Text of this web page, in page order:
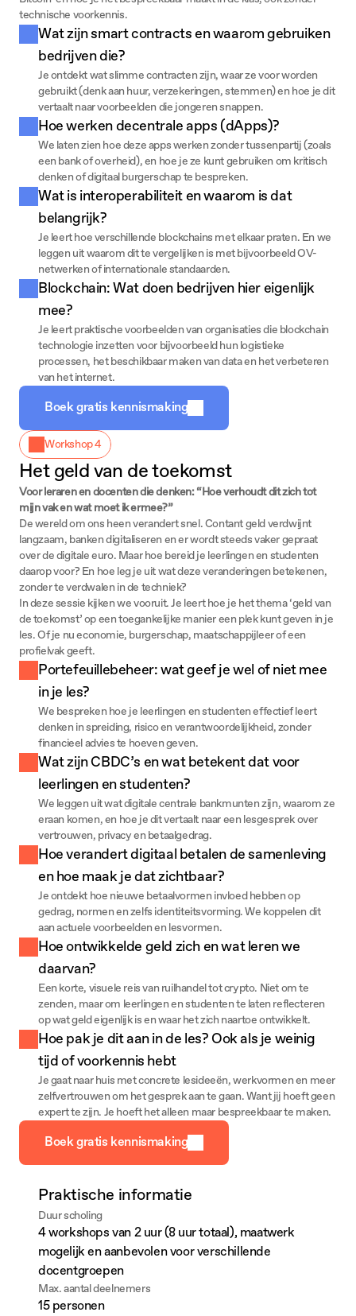
technische voorkennis.
Wat zijn smart contracts en waarom gebruiken
bedrijven die?
Je ontdekt wat slimme contracten zijn, waar ze voor worden
gebruikt (denk aan huur, verzekeringen, stemmen) en hoe je dit
vertaalt naar voorbeelden die jongeren snappen.
Hoe werken decentrale apps (dApps)?
We laten zien hoe deze apps werken zonder tussenpartij (zoals
een bank of overheid), en hoe je ze kunt gebruiken om kritisch
denken of digitaal burgerschap te bespreken.
Wat is interoperabiliteit en waarom is dat
belangrijk?
Je leert hoe verschillende blockchains met elkaar praten. En we
leggen uit waarom dit te vergelijken is met bijvoorbeeld OV-
netwerken of internationale standaarden.
Blockchain: Wat doen bedrijven hier eigenlijk
mee?
Je leert praktische voorbeelden van organisaties die blockchain
technologie inzetten voor bijvoorbeeld hun logistieke
processen, het beschikbaar maken van data en het verbeteren
van het internet.
Boek gratis kennismaking
Workshop 4
Het geld van de toekomst
Voor leraren en docenten die denken: “Hoe verhoudt dit zich tot
mijn vak en wat moet ik ermee?”
De wereld om ons heen verandert snel. Contant geld verdwijnt
langzaam, banken digitaliseren en er wordt steeds vaker gepraat
over de digitale euro. Maar hoe bereid je leerlingen en studenten
daarop voor? En hoe leg je uit wat deze veranderingen betekenen,
zonder te verdwalen in de techniek?
In deze sessie kijken we vooruit. Je leert hoe je het thema ‘geld van
de toekomst’ op een toegankelijke manier een plek kunt geven in je
les. Of je nu economie, burgerschap, maatschappijleer of een
profielvak geeft.
Portefeuillebeheer: wat geef je wel of niet mee
in je les?
We bespreken hoe je leerlingen en studenten effectief leert
denken in spreiding, risico en verantwoordelijkheid, zonder
financieel advies te hoeven geven.
Wat zijn CBDC’s en wat betekent dat voor
leerlingen en studenten?
We leggen uit wat digitale centrale bankmunten zijn, waarom ze
eraan komen, en hoe je dit vertaalt naar een lesgesprek over
vertrouwen, privacy en betaalgedrag.
Hoe verandert digitaal betalen de samenleving
en hoe maak je dat zichtbaar?
Je ontdekt hoe nieuwe betaalvormen invloed hebben op
gedrag, normen en zelfs identiteitsvorming. We koppelen dit
aan actuele voorbeelden en lesvormen.
Hoe ontwikkelde geld zich en wat leren we
daarvan?
Een korte, visuele reis van ruilhandel tot crypto. Niet om te
zenden, maar om leerlingen en studenten te laten reflecteren
op wat geld eigenlijk is en waar het zich naartoe ontwikkelt.
Hoe pak je dit aan in de les? Ook als je weinig
tijd of voorkennis hebt
Je gaat naar huis met concrete lesideeën, werkvormen en meer
zelfvertrouwen om het gesprek aan te gaan. Want jij hoeft geen
expert te zijn. Je hoeft het alleen maar bespreekbaar te maken.
Boek gratis kennismaking
Praktische informatie
Duur scholing
4 workshops van 2 uur (8 uur totaal), maatwerk
mogelijk en aanbevolen voor verschillende
docentgroepen
Max. aantal deelnemers
15 personen